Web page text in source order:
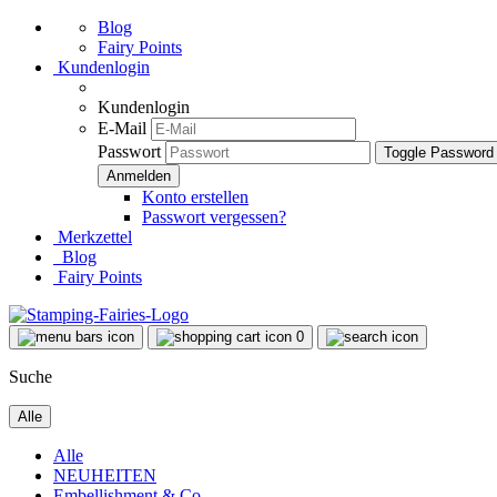
Blog
Fairy Points
Kundenlogin
Kundenlogin
E-Mail
Passwort
Toggle
Konto erstellen
Passwort vergessen?
Merkzettel
Blog
Fairy Points
0
Suche
Alle
Alle
NEUHEITEN